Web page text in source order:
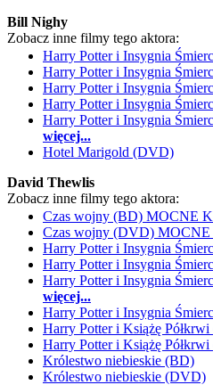
Bill Nighy
Zobacz inne filmy tego aktora:
Harry Potter i Insygnia
Harry Potter i Insygnia
Harry Potter i Insygnia
Harry Potter i Insygnia
Harry Potter i Insygnia
więcej...
Hotel Marigold (DVD)
David Thewlis
Zobacz inne filmy tego aktora:
Czas wojny (BD) MOCNE
Czas wojny (DVD)
Harry Potter i Insygnia
Harry Potter i Insygnia
Harry Potter i Insygnia
więcej...
Harry Potter i Insygnia
Harry Potter i Książę
Harry Potter i Książę
Królestwo niebieskie (BD)
Królestwo niebieskie (DVD)